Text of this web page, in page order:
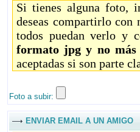
Si tienes alguna foto,
deseas compartirlo con
todos puedan verlo y
formato jpg y no
aceptadas si son parte
Foto a subir:
ENVIAR EMAIL A UN AMIGO